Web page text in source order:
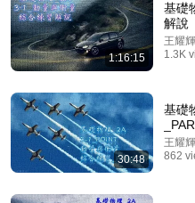
1:16:15
基礎
解說
王耀輝
1.3K
30:48
基礎
王耀輝
862